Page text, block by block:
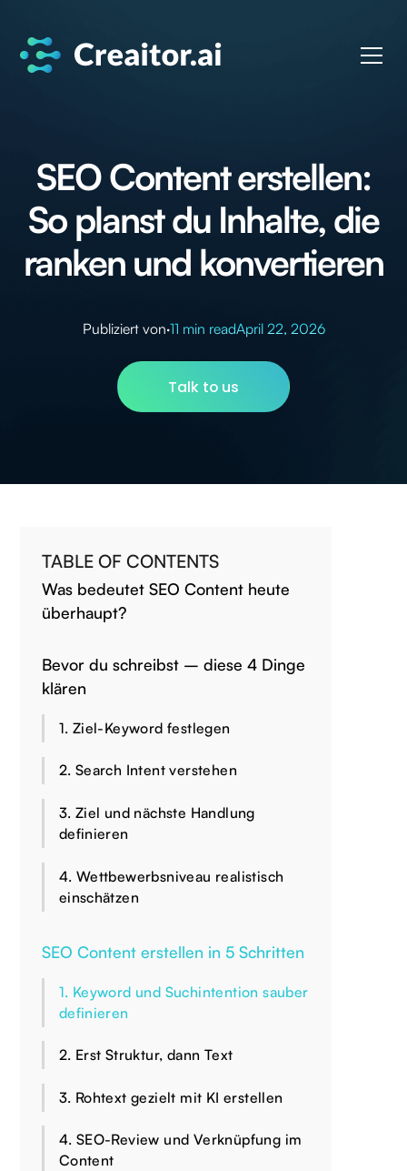
SEO Content erstellen:
So planst du Inhalte, die
ranken und konvertieren
Publiziert von·11 min readApril 22, 2026
Talk to us
TABLE OF CONTENTS
Was bedeutet SEO Content heute
überhaupt?
Bevor du schreibst – diese 4 Dinge
klären
1. Ziel-Keyword festlegen
2. Search Intent verstehen
3. Ziel und nächste Handlung
definieren
4. Wettbewerbsniveau realistisch
einschätzen
SEO Content erstellen in 5 Schritten
1. Keyword und Suchintention sauber
definieren
2. Erst Struktur, dann Text
3. Rohtext gezielt mit KI erstellen
4. SEO-Review und Verknüpfung im
Content